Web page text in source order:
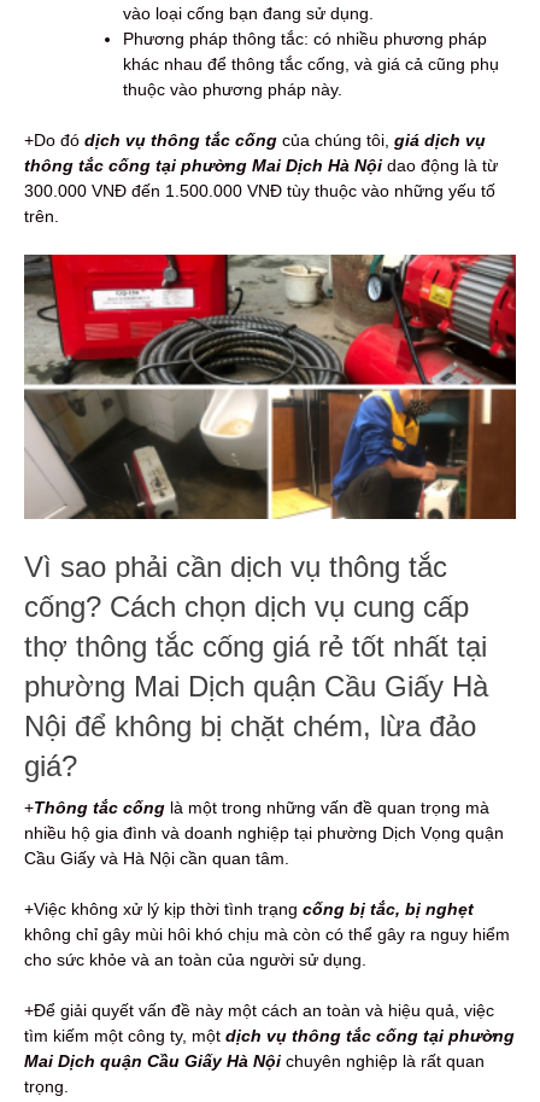
vào loại cống bạn đang sử dụng.
Phương pháp thông tắc: có nhiều phương pháp
khác nhau để thông tắc cống, và giá cả cũng phụ
thuộc vào phương pháp này.
+Do đó dịch vụ thông tắc cống của chúng tôi, giá dịch vụ
thông tắc cống tại phường Mai Dịch Hà Nội dao động là từ
300.000 VNĐ đến 1.500.000 VNĐ tùy thuộc vào những yếu tố
trên.
Vì sao phải cần dịch vụ thông tắc
cống? Cách chọn dịch vụ cung cấp
thợ thông tắc cống giá rẻ tốt nhất tại
phường Mai Dịch quận Cầu Giấy Hà
Nội để không bị chặt chém, lừa đảo
giá?
+Thông tắc cống là một trong những vấn đề quan trọng mà
nhiều hộ gia đình và doanh nghiệp tại phường Dịch Vọng quận
Cầu Giấy và Hà Nội cần quan tâm.
+Việc không xử lý kịp thời tình trạng cống bị tắc, bị nghẹt
không chỉ gây mùi hôi khó chịu mà còn có thể gây ra nguy hiểm
cho sức khỏe và an toàn của người sử dụng.
+Để giải quyết vấn đề này một cách an toàn và hiệu quả, việc
tìm kiếm một công ty, một dịch vụ thông tắc cống tại phường
Mai Dịch quận Cầu Giấy Hà Nội chuyên nghiệp là rất quan
trọng.